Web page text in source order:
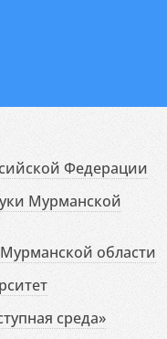
Федерации
Мурманской
области
среда»